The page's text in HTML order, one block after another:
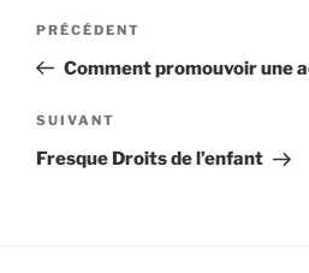
Navigation
l’article
Article
précédent
PRÉCÉDENT
Comment promouvoir une
Article
suivant
SUIVANT
Fresque Droits de l’enfant